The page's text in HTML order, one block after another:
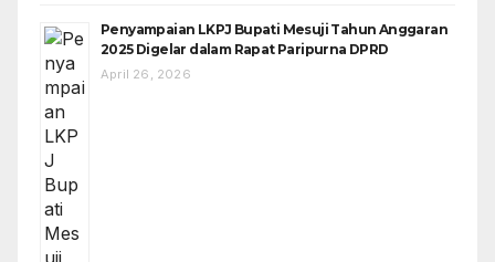
Penyampaian LKPJ Bupati Mesuji Tahun Anggaran
2025 Digelar dalam Rapat Paripurna DPRD
April 26, 2026